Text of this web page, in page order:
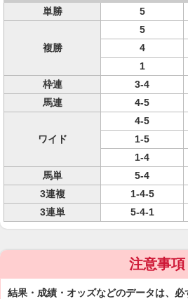
単勝 5
複勝
5
4
1
枠連
3-4
馬連
4-5
ワイド
4-5
1-5
1-4
馬単
5-4
3連複
1-4-5
3連単
5-4-1
注意事項
結果・成績・オッズなどのデータは、